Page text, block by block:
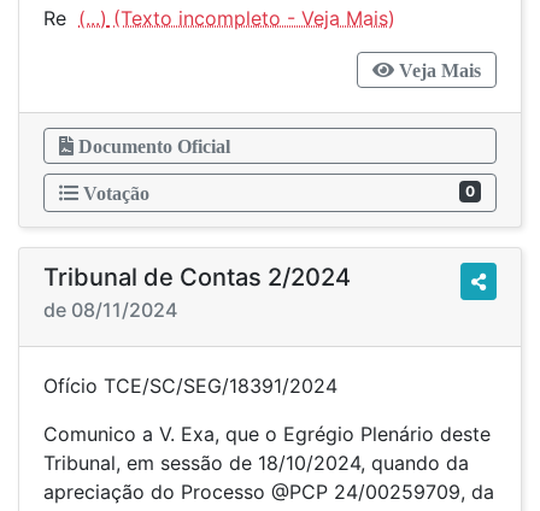
Re (...)
Veja Mais
Documento Oficial
Votação 0
Tribunal de Contas 2/2024
de 08/11/2024
Ofício TCE/SC/SEG/18391/2024
Comunico a V. Exa, que o Egrégio Plenário deste
Tribunal, em sessão de 18/10/2024, quando da
apreciação do Processo @PCP 24/00259709, da